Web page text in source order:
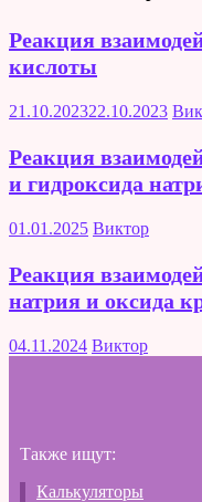
Реакция
кислоты
21.10.202322.10.2023
Реакция
и гидроксида
01.01.2025 Виктор
Реакция
натрия и оксида
04.11.2024 Виктор
Также ищут:
Калькуляторы